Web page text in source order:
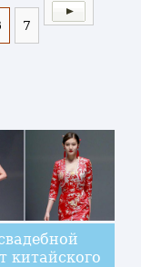
7
китайского